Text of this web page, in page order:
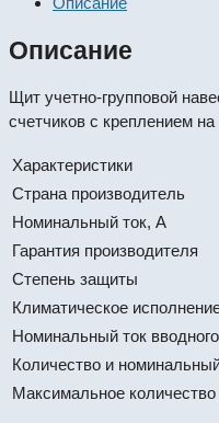
Описание
Щит учетно-групповой
счетчиков с креплением на
Характеристики
Страна производитель
Номинальный ток, А
Гарантия производителя
Степень защиты
Климатическое
Номинальный ток
Количество и
Максимальное